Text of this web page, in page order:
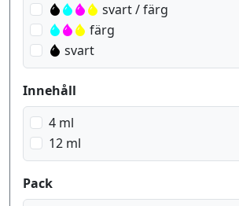
svart / färg
färg
svart
Innehåll
4 ml
12 ml
Pack